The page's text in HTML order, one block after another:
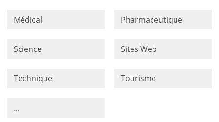
Médical Pharmaceutique
Science Sites Web
Technique Tourisme
...